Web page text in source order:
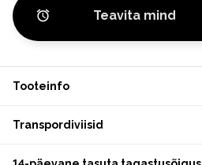
Teavita mind
Tooteinfo
Transpordiviisid